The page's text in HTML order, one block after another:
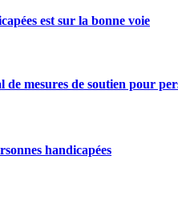
est sur la bonne voie
mesures de soutien pour
handicapées